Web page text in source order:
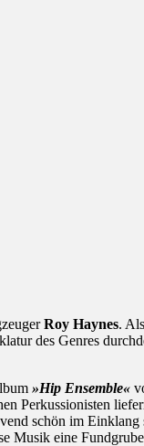
Roy Haynes.
des Genres
»Hip Ensemble«
Perkussionisten
schön im
Musik eine